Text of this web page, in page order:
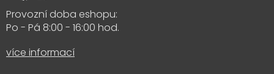
Provozní doba eshopu:
Po - Pá 8:00 - 16:00 hod.
více informací